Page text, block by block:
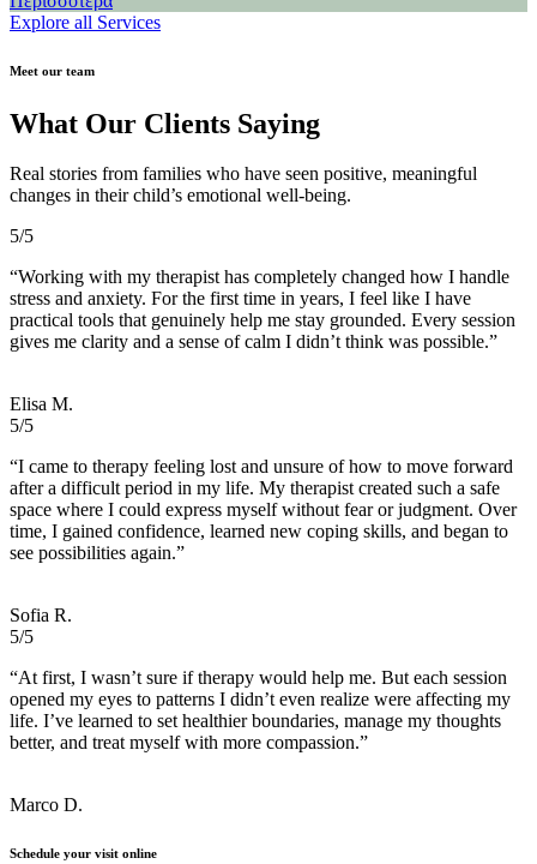
Explore all Services
Meet our team
What Our Clients Saying
Real stories from families who have seen positive, meaningful
changes in their child’s emotional well-being.
5/5
“Working with my therapist has completely changed how I handle
stress and anxiety. For the first time in years, I feel like I have
practical tools that genuinely help me stay grounded. Every session
gives me clarity and a sense of calm I didn’t think was possible.”
Elisa M.
5/5
“I came to therapy feeling lost and unsure of how to move forward
after a difficult period in my life. My therapist created such a safe
space where I could express myself without fear or judgment. Over
time, I gained confidence, learned new coping skills, and began to
see possibilities again.”
Sofia R.
5/5
“At first, I wasn’t sure if therapy would help me. But each session
opened my eyes to patterns I didn’t even realize were affecting my
life. I’ve learned to set healthier boundaries, manage my thoughts
better, and treat myself with more compassion.”
Marco D.
Schedule your visit online